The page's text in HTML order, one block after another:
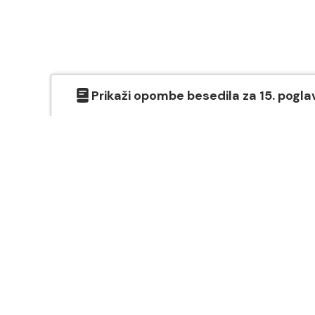
Prikaži opombe besedila za 15.